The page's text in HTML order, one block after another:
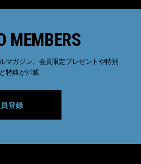
MEMBERS
マガジン、会員限定プレゼントや特別
特典が満載
登録